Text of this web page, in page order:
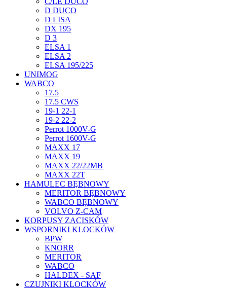
D DUCO
D LISA
DX 195
D 3
ELSA 1
ELSA 2
ELSA 195/225
UNIMOG
WABCO
17.5
17.5 CWS
19-1 22-1
19-2 22-2
Perrot 1000V-G
Perrot 1600V-G
MAXX 17
MAXX 19
MAXX 22/22MB
MAXX 22T
HAMULEC BĘBNOWY
MERITOR BĘBNOWY
WABCO BĘBNOWY
VOLVO Z-CAM
KORPUSY ZACISKÓW
WSPORNIKI KLOCKÓW
BPW
KNORR
MERITOR
WABCO
HALDEX - SAF
CZUJNIKI KLOCKÓW